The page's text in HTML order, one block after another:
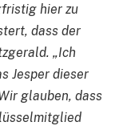
hier zu
dass der
„Ich
Jesper dieser
glauben, dass